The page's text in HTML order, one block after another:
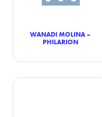
WANADI MOLINA –
PHILARION